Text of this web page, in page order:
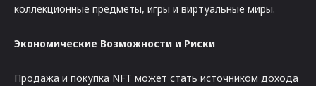
коллекционные предметы, игры и виртуальные миры.
Экономические Возможности и Риски
Продажа и покупка NFT может стать источником дохода